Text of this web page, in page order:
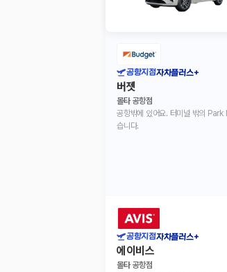
공항지점자차플러스+
버젯
몰타 공항점
공항밖에 있어요. 터미널 밖의 Park
습니다.
공항지점자차플러스+
에이비스
몰타 공항점